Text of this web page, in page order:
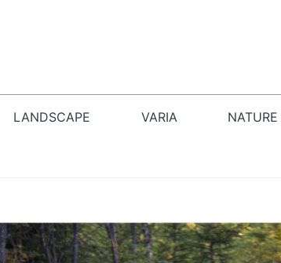
LANDSCAPE VARIA NATURE